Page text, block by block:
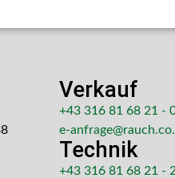
Verkauf
+43 316 81 68 21 -
e-
Technik
+43 316 81 68 21 -